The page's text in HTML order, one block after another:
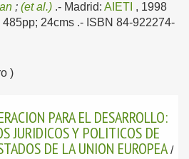
; (et al.) .- Madrid: AIETI , 1998
485pp; 24cms .- ISBN 84-922274-
)
PARA EL DESARROLLO:
JURIDICOS Y POLITICOS DE
DE LA UNION EUROPEA /